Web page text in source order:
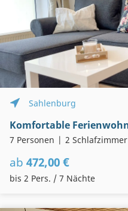
Sahlenburg
7 Personen 2 Schlafzimmer
ab 472,00 €
bis 2 Pers. / 7 Nächte